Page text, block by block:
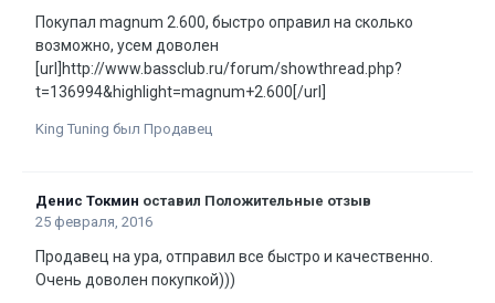
Покупал magnum 2.600, быстро оправил на сколько
возможно, усем доволен
[url]http://www.bassclub.ru/forum/showthread.php?
t=136994&highlight=magnum+2.600[/url]
King Tuning был Продавец
Денис Токмин оставил Положительные отзыв
25 февраля, 2016
Продавец на ура, отправил все быстро и качественно.
Очень доволен покупкой)))